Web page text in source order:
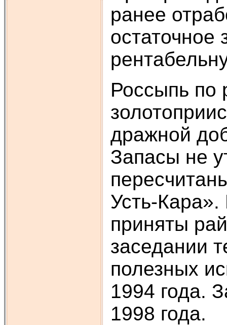
ранее
остаточное
Россыпь по
дражной
Запасы не
Усть-
приняты
заседании
полезных
1994 года.
1998 года.